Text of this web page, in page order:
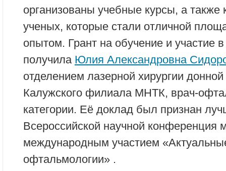
организованы учебные курсы, а
ученых, которые стали отличной
опытом. Грант на обучение и участие
получила Юлия Александровна
отделением лазерной хирургии донной
Калужского филиала МНТК, врач-
категории. Её доклад был признан
Всероссийской научной конференция
международным участием
офтальмологии» .